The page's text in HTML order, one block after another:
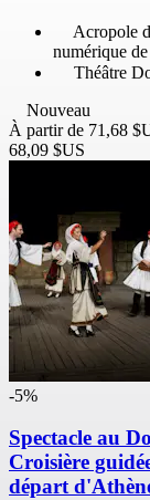
Acropole
numérique
Théâtre
Nouveau
À partir de 71,68
68,09 $US
-5%
Spectacle au
Croisière
départ